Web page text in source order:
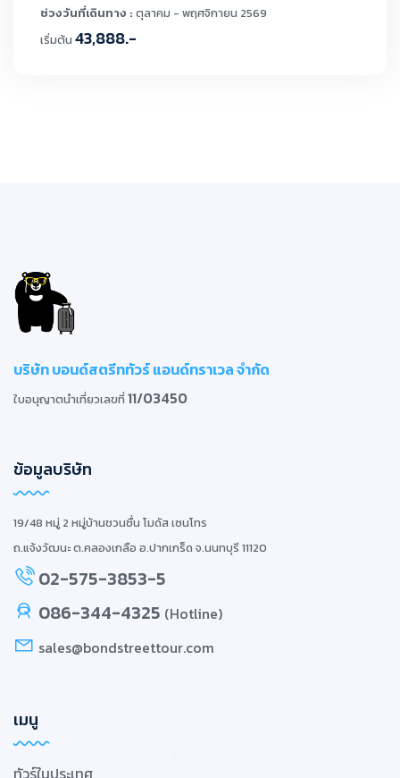
ช่วงวันที่เดินทาง : ตุลาคม - พฤศจิกายน 2569
เริ่มต้น 43,888.-
บริษัท บอนด์สตรีททัวร์ แอนด์ทราเวล จำกัด
ใบอนุญาตนำเที่ยวเลขที่ 11/03450
ข้อมูลบริษัท
19/48 หมู่ 2 หมู่บ้านชวนชื่น โมดัส เซนโทร
ถ.แจ้งวัฒนะ ต.คลองเกลือ อ.ปากเกร็ด จ.นนทบุรี 11120
02-575-3853-5
086-344-4325 (Hotline)
sales@bondstreettour.com
เมนู
ทัวร์ในประเทศ